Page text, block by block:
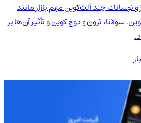
چند آلت‌کوین مهم بازار مانند
سولانا، ترون و دوج کوین و تأثیر آن‌ها بر